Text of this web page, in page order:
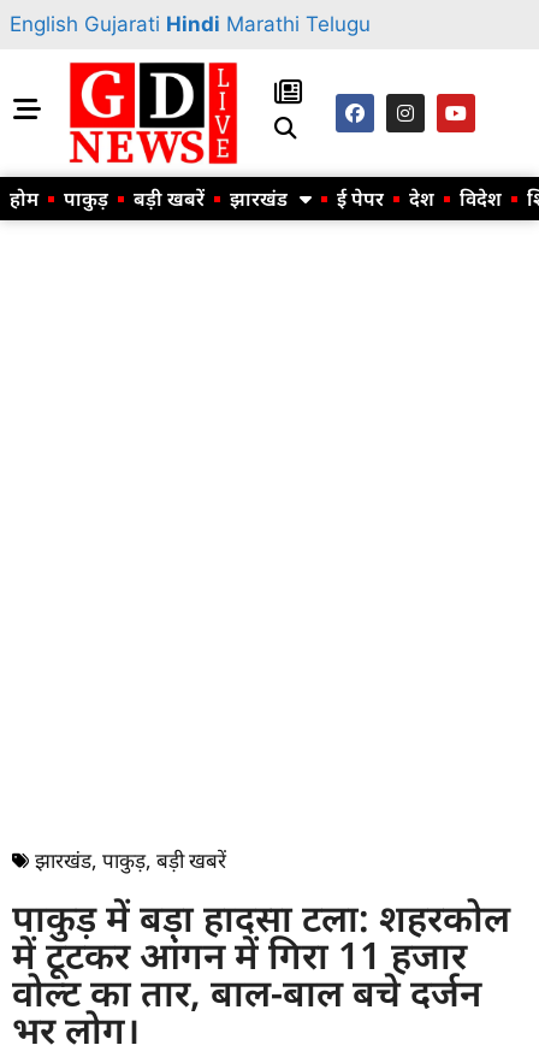
English Gujarati Hindi Marathi Telugu
होम पाकुड़ बड़ी खबरें झारखंड ई पेपर देश विदेश
झारखंड, पाकुड़, बड़ी खबरें
पाकुड़ में बड़ा हादसा टला: शहरकोल
में टूटकर आंगन में गिरा 11 हजार
वोल्ट का तार, बाल-बाल बचे दर्जन
भर लोग।